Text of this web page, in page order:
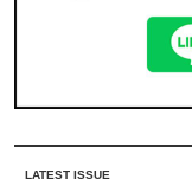
LATEST ISSUE